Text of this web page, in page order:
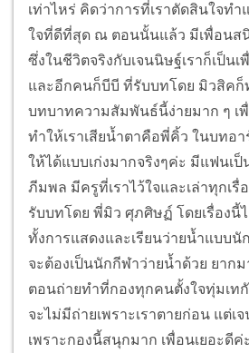
เท่าไหร่ คิดว่าการที่เราตัดสินใจท
ใจที่ดีที่สุด ณ ตอนนั้นแล้ว มีเพื่อน
ซึ่งในชีวิตจริงกับเจนนิษฐ์เราก็เป็น
และอีกคนก็บีบี ที่รับบทโดย มิวสิคก็
บทบาทความสัมพันธ์นี้ง่ายมาก ๆ
ทำให้เราเสียน้ำตาคือพี่คิ้ว ในบทอ
ให้ได้แบบเก่งมากจริงๆค่ะ มีแฟนเ
ภีมพล มีครูที่เราไว้ใจและเล่าทุกเ
รับบทโดย พี่มิว ศุภศิษฏ์ โดยเรื่องนี้
ทั้งการแสดงและเรียนว่ายน้ำแบบนั
จะต้องเป็นนักกีฬาว่ายน้ำด้วย ยาก
ตอนถ่ายทำที่กองทุกคนตั้งใจทุ่มเท
จะไม่มีถ่ายเพราะเราตายก่อน แต่เ
เพราะกองนี้สนุกมาก เพื่อนเยอะดี